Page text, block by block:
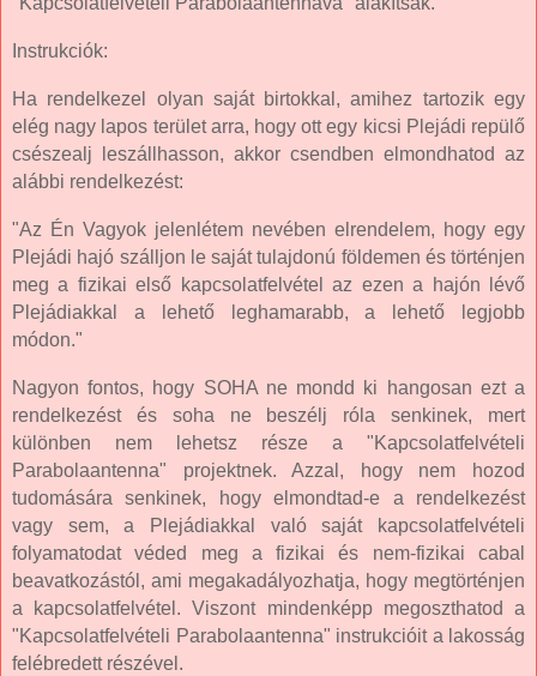
Instrukciók:
Ha rendelkezel olyan saját birtokkal, amihez tartozik egy
elég nagy lapos terület arra, hogy ott egy kicsi Plejádi repülő
csészealj leszállhasson, akkor csendben elmondhatod az
alábbi rendelkezést:
"Az Én Vagyok jelenlétem nevében elrendelem, hogy egy
Plejádi hajó szálljon le saját tulajdonú földemen és történjen
meg a fizikai első kapcsolatfelvétel az ezen a hajón lévő
Plejádiakkal a lehető leghamarabb, a lehető legjobb
módon."
Nagyon fontos, hogy SOHA ne mondd ki hangosan ezt a
rendelkezést és soha ne beszélj róla senkinek, mert
különben nem lehetsz része a "Kapcsolatfelvételi
Parabolaantenna" projektnek. Azzal, hogy nem hozod
tudomására senkinek, hogy elmondtad-e a rendelkezést
vagy sem, a Plejádiakkal való saját kapcsolatfelvételi
folyamatodat véded meg a fizikai és nem-fizikai cabal
beavatkozástól, ami megakadályozhatja, hogy megtörténjen
a kapcsolatfelvétel. Viszont mindenképp megoszthatod a
"Kapcsolatfelvételi Parabolaantenna" instrukcióit a lakosság
felébredett részével.